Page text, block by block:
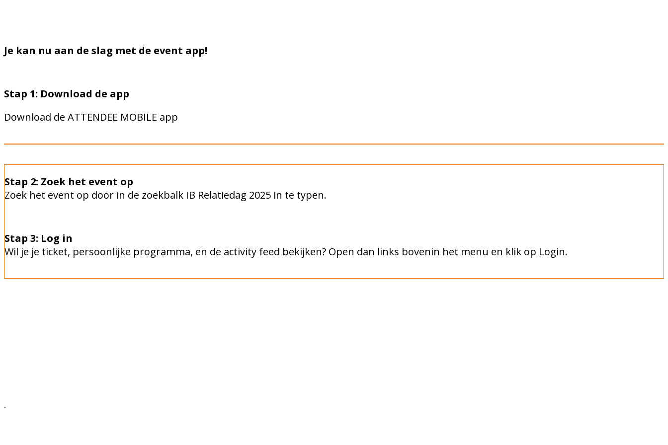
Je kan nu aan de slag met de event app!
Stap 1: Download de app
Download de ATTENDEE MOBILE app
Stap 2: Zoek het event op
Zoek het event op door in de zoekbalk IB Relatiedag 2025 in te typen.
Stap 3: Log in
Wil je je ticket, persoonlijke programma, en de activity feed bekijken? Open dan links bovenin het menu en klik op Login.
.